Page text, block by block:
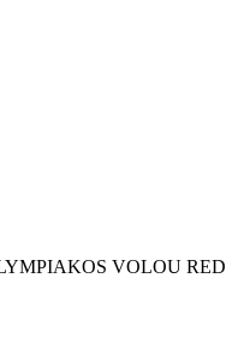
OLYMPIAKOS VOLOU